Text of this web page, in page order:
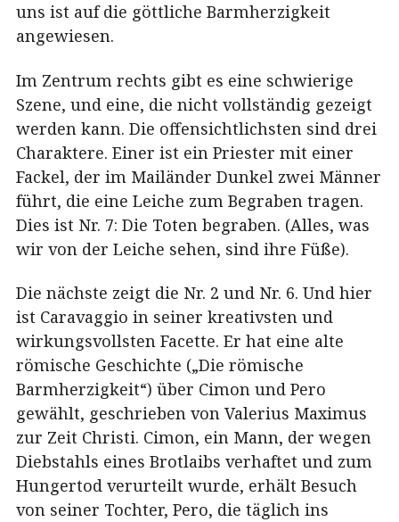
uns ist auf die göttliche Barmherzigkeit
angewiesen.
Im Zentrum rechts gibt es eine schwierige
Szene, und eine, die nicht vollständig gezeigt
werden kann. Die offensichtlichsten sind drei
Charaktere. Einer ist ein Priester mit einer
Fackel, der im Mailänder Dunkel zwei Männer
führt, die eine Leiche zum Begraben tragen.
Dies ist Nr. 7: Die Toten begraben. (Alles, was
wir von der Leiche sehen, sind ihre Füße).
Die nächste zeigt die Nr. 2 und Nr. 6. Und hier
ist Caravaggio in seiner kreativsten und
wirkungsvollsten Facette. Er hat eine alte
römische Geschichte („Die römische
Barmherzigkeit“) über Cimon und Pero
gewählt, geschrieben von Valerius Maximus
zur Zeit Christi. Cimon, ein Mann, der wegen
Diebstahls eines Brotlaibs verhaftet und zum
Hungertod verurteilt wurde, erhält Besuch
von seiner Tochter, Pero, die täglich ins